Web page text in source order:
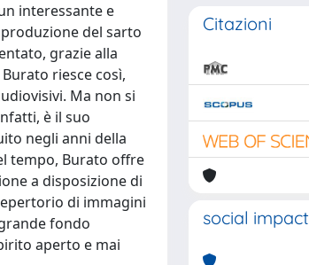
interessante e
del sarto
grazie alla
riesce così,
Ma non si
è il suo
negli anni della
tempo, Burato offre
a disposizione di
di immagini
fondo
aperto e mai
Citazioni
social impact